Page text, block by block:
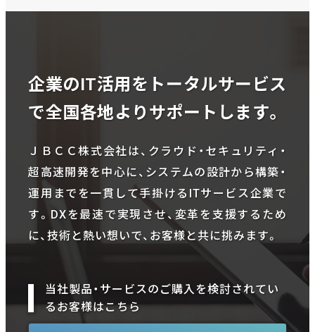
企業のIT活用をトータルサービス
で全国各地よりサポートします。
ＪＢＣＣ株式会社は、クラウド・セキュリティ・
超高速開発を中心に、システムの設計から構築・
運用までを一貫して手掛けるITサービス企業で
す。DXを最速で実現させ、変革を支援するため
に、技術と熱い想いで、お客様と共に挑みます。
当社製品・サービスのご購入を検討されてい
るお客様はこちら